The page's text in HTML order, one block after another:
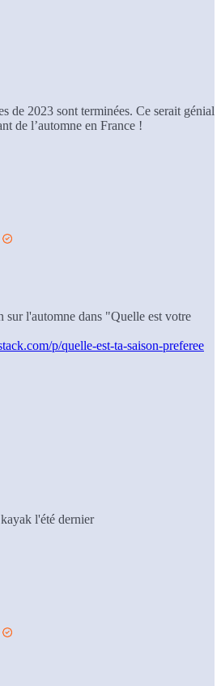
de 2023 sont terminées. Ce serait génial
de l’automne en France !
sur l'automne dans "Quelle est votre
p/quelle-est-ta-saison-preferee
l'été dernier